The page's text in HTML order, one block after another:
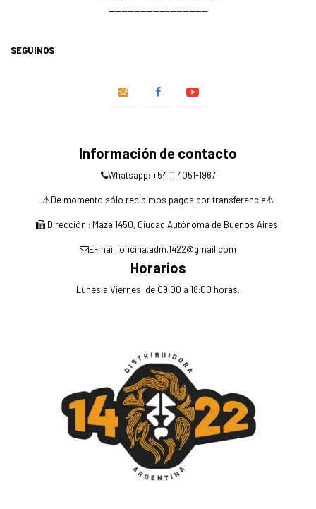
—————————–——————
SEGUINOS
Información de contacto
Whatsapp: +54 11 4051-1967
⚠️De momento sólo recibimos pagos por transferencia⚠️
Dirección : Maza 1450, Ciudad Autónoma de Buenos Aires.
E-mail: oficina.adm.1422@gmail.com
Horarios
Lunes a Viernes: de 09:00 a 18:00 horas.